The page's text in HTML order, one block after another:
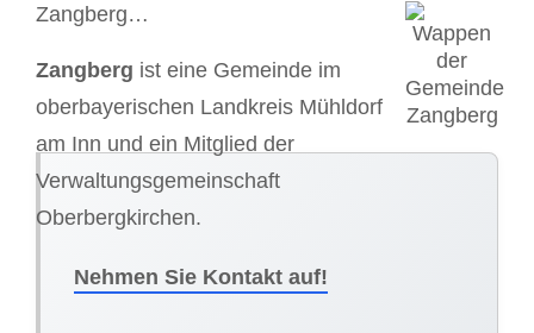
Zangberg…
Zangberg ist eine Gemeinde im
oberbayerischen Landkreis Mühldorf
am Inn und ein Mitglied der
Verwaltungsgemeinschaft
Oberbergkirchen.
Nehmen Sie Kontakt auf!